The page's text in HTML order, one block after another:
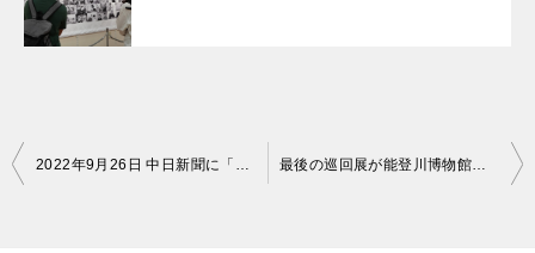
投
2022年9月26日 中日新聞に「目をつむる写真展」を紹介していただきました 最後の巡回展が能登川博物館ではじまりました！